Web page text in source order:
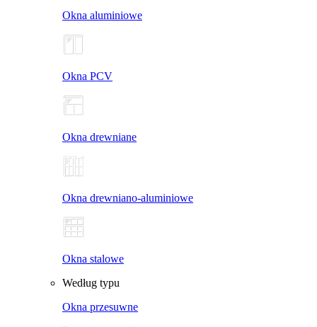
Okna aluminiowe
Okna PCV
Okna drewniane
Okna drewniano-aluminiowe
Okna stalowe
Według typu
Okna przesuwne